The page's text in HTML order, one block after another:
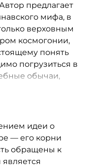
предлагает
мифа, в
верховным
космогонии,
понять
погрузиться в
обычаи,
скрытые смыслы.
идеи о
— его корни
обращены к